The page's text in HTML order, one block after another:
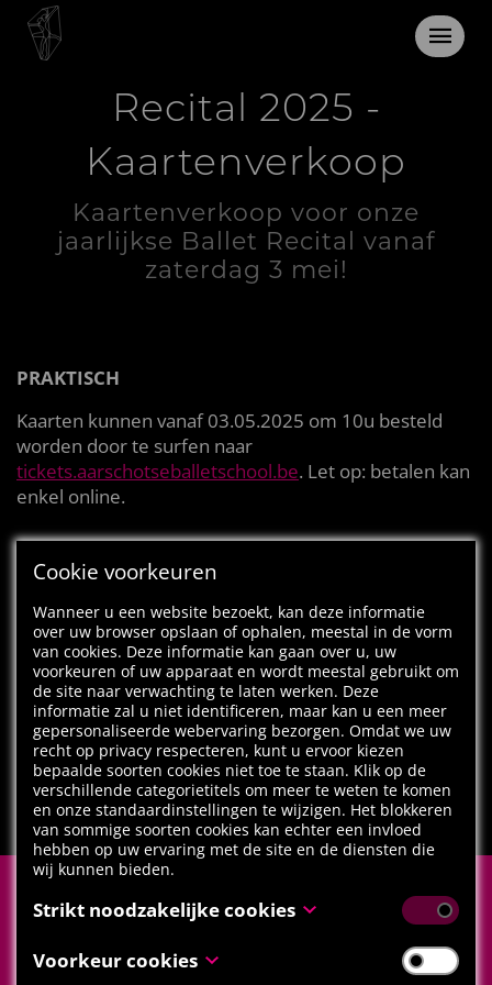
Recital 2025 -
Kaartenverkoop
Kaartenverkoop voor onze
jaarlijkse Ballet Recital vanaf
zaterdag 3 mei!
PRAKTISCH
Kaarten kunnen vanaf 03.05.2025 om 10u besteld
worden door te surfen naar
tickets.aarschotseballetschool.be. Let op: betalen kan
enkel online.
ALLE NIEUWS
Cookie voorkeuren
Wanneer u een website bezoekt, kan deze informatie
over uw browser opslaan of ophalen, meestal in de vorm
van cookies. Deze informatie kan gaan over u, uw
voorkeuren of uw apparaat en wordt meestal gebruikt om
de site naar verwachting te laten werken. Deze
informatie zal u niet identificeren, maar kan u een meer
gepersonaliseerde webervaring bezorgen. Omdat we uw
recht op privacy respecteren, kunt u ervoor kiezen
bepaalde soorten cookies niet toe te staan. Klik op de
verschillende categorietitels om meer te weten te komen
en onze standaardinstellingen te wijzigen. Het blokkeren
van sommige soorten cookies kan echter een invloed
hebben op uw ervaring met de site en de diensten die
wij kunnen bieden.
Strikt noodzakelijke cookies
Deze cookies zijn noodzakelijk voor het functioneren van
de website en kunnen niet uitgeschakeld worden in onze
Voorkeur cookies